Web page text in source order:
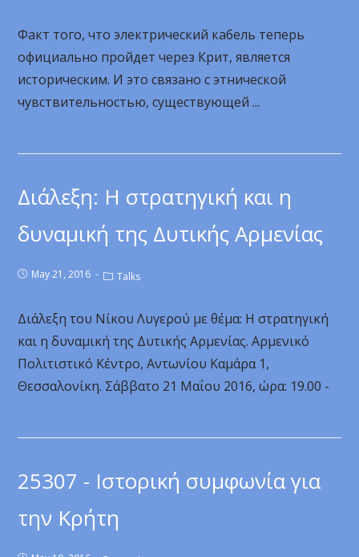
Факт того, что электрический кабель теперь
официально пройдет через Крит, является
историческим. И это связано с этнической
чувствительностью, существующей ...
Διάλεξη: Η στρατηγική και η
δυναμική της Δυτικής Αρμενίας
May 21, 2016 Talks
Διάλεξη του Νίκου Λυγερού με θέμα: Η στρατηγική
και η δυναμική της Δυτικής Αρμενίας. Αρμενικό
Πολιτιστικό Κέντρο, Αντωνίου Καμάρα 1,
Θεσσαλονίκη. Σάββατο 21 Μαΐου 2016, ώρα: 19.00 -
25307 - Ιστορική συμφωνία για
την Κρήτη